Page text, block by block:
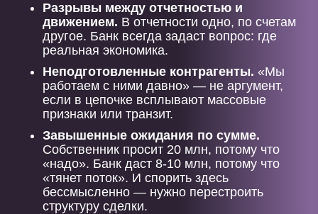
Разрывы между отчетностью и
движением. В отчетности одно, по счетам
другое. Банк всегда задаст вопрос: где
реальная экономика.
Неподготовленные контрагенты. «Мы
работаем с ними давно» — не аргумент,
если в цепочке всплывают массовые
признаки или транзит.
Завышенные ожидания по сумме.
Собственник просит 20 млн, потому что
«надо». Банк даст 8-10 млн, потому что
«тянет поток». И спорить здесь
бессмысленно — нужно перестроить
структуру сделки.